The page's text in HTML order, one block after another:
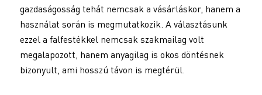
gazdaságosság tehát nemcsak a vásárláskor, hanem a
használat során is megmutatkozik. A választásunk
ezzel a falfestékkel nemcsak szakmailag volt
megalapozott, hanem anyagilag is okos döntésnek
bizonyult, ami hosszú távon is megtérül.